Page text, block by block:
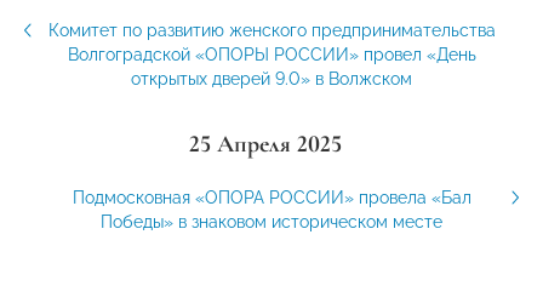
Комитет по развитию женского предпринимательства
Волгоградской «ОПОРЫ РОССИИ» провел «День
открытых дверей 9.0» в Волжском
25 Апреля 2025
Подмосковная «ОПОРА РОССИИ» провела «Бал
Победы» в знаковом историческом месте